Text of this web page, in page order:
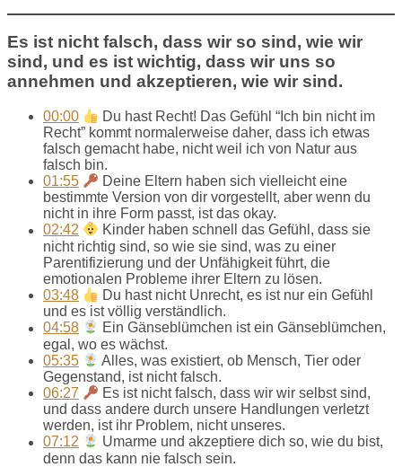
Es ist nicht falsch, dass wir so sind, wie wir
sind, und es ist wichtig, dass wir uns so
annehmen und akzeptieren, wie wir sind.
00:00
Du hast Recht! Das Gefühl “Ich bin nicht im
Recht” kommt normalerweise daher, dass ich etwas
falsch gemacht habe, nicht weil ich von Natur aus
falsch bin.
01:55
Deine Eltern haben sich vielleicht eine
bestimmte Version von dir vorgestellt, aber wenn du
nicht in ihre Form passt, ist das okay.
02:42
Kinder haben schnell das Gefühl, dass sie
nicht richtig sind, so wie sie sind, was zu einer
Parentifizierung und der Unfähigkeit führt, die
emotionalen Probleme ihrer Eltern zu lösen.
03:48
Du hast nicht Unrecht, es ist nur ein Gefühl
und es ist völlig verständlich.
04:58
Ein Gänseblümchen ist ein Gänseblümchen,
egal, wo es wächst.
05:35
Alles, was existiert, ob Mensch, Tier oder
Gegenstand, ist nicht falsch.
06:27
Es ist nicht falsch, dass wir wir selbst sind,
und dass andere durch unsere Handlungen verletzt
werden, ist ihr Problem, nicht unseres.
07:12
Umarme und akzeptiere dich so, wie du bist,
denn das kann nie falsch sein.